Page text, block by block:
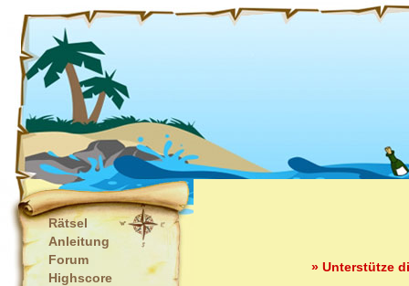
Rätsel
Anleitung
Forum
Highscore
» Unterstütze